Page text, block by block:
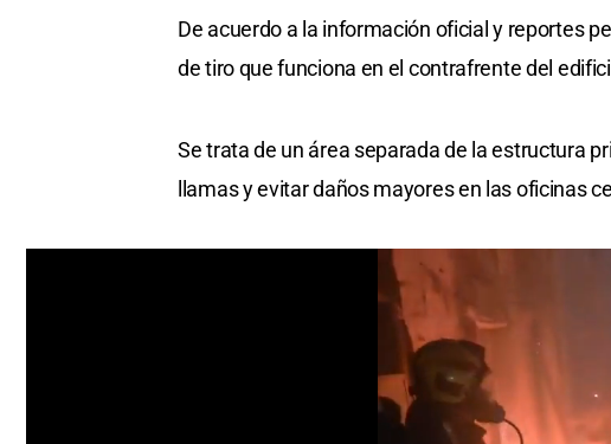
De acuerdo a la información oficial y reportes
de tiro que funciona en el contrafrente del
Se trata de un área separada de la estructura
llamas y evitar daños mayores en las oficinas